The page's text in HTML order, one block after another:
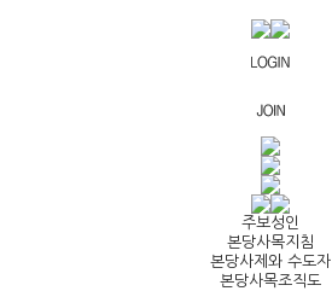
주보성인
본당사목지침
본당사제와 수도자
본당사목조직도